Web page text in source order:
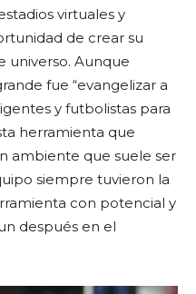
virtuales y
de crear su
universo. Aunque
fue “evangelizar a
y futbolistas para
herramienta que
ambiente que suele ser
siempre tuvieron la
con potencial y
después en el